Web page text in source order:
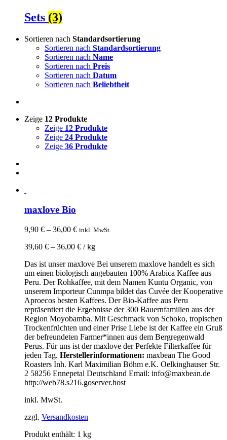
Sets (3)
Sortieren nach Standardsortierung
Sortieren nach Standardsortierung
Sortieren nach Name
Sortieren nach Preis
Sortieren nach Datum
Sortieren nach Beliebtheit
Zeige 12 Produkte
Zeige 12 Produkte
Zeige 24 Produkte
Zeige 36 Produkte
maxlove Bio
9,90 € – 36,00 € inkl. MwSt.
39,60 € – 36,00 € /kg
Das ist unser maxlove Bei unserem maxlove handelt es sich
um einen biologisch angebauten 100% Arabica Kaffee aus
Peru. Der Rohkaffee, mit dem Namen Kuntu Organic, von
unserem Importeur Cunmpa bildet das Cuvée der Kooperative
Aproecos besten Kaffees. Der Bio-Kaffee aus Peru
repräsentiert die Ergebnisse der 300 Bauernfamilien aus der
Region Moyobamba. Mit Geschmack von Schoko, tropischen
Trockenfrüchten und einer Prise Liebe ist der Kaffee ein Gruß
der befreundeten Farmer*innen aus dem Bergregenwald
Perus. Für uns ist der maxlove der Perfekte Filterkaffee für
jeden Tag. Herstellerinformationen: maxbean The Good
Roasters Inh. Karl Maximilian Böhm e.K. Oelkinghauser Str.
2 58256 Ennepetal Deutschland Email: info@maxbean.de
http://web78.s216.goserver.host
inkl. MwSt.
zzgl. Versandkosten
Produkt enthält: 1 kg